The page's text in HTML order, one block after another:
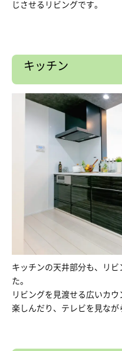
じさせるリビングです。
キッチン
キッチンの天井部分も、リ
た。
リビングを見渡せる広いカ
楽しんだり、テレビを見なが